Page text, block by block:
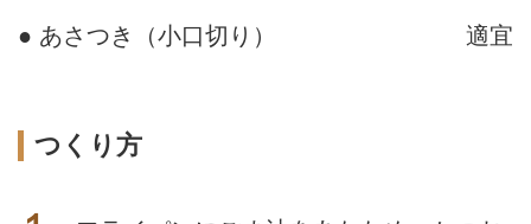
● あさつき（小口切り） 適宜
つくり方